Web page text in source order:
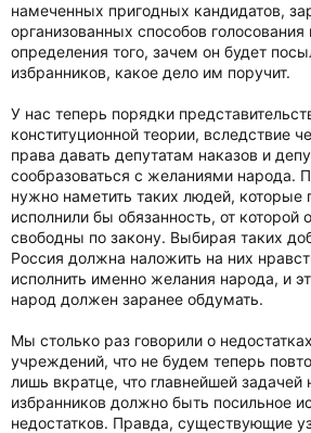
намеченных пригодных кандидатов,
организованных способов голосования
определения того, зачем он будет
избранников, какое дело им поручит.
У нас теперь порядки
конституционной теории, вследствие
права давать депутатам наказов и
сообразоваться с желаниями народа.
нужно наметить таких людей, которые
исполнили бы обязанность, от которой
свободны по закону. Выбирая таких
Россия должна наложить на них
исполнить именно желания народа, и
народ должен заранее обдумать.
Мы столько раз говорили о
учреждений, что не будем теперь
лишь вкратце, что главнейшей задачей
избранников должно быть посильное
недостатков. Правда, существующие